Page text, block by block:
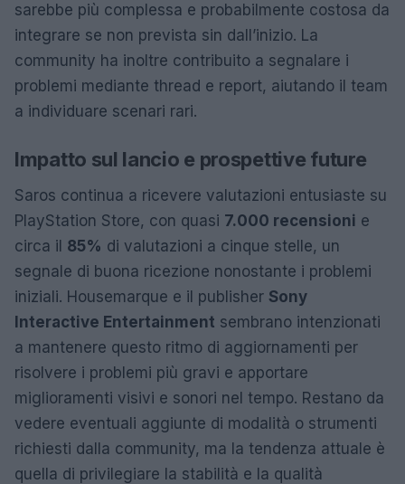
sarebbe più complessa e probabilmente costosa da
integrare se non prevista sin dall’inizio. La
community ha inoltre contribuito a segnalare i
problemi mediante thread e report, aiutando il team
a individuare scenari rari.
Impatto sul lancio e prospettive future
Saros continua a ricevere valutazioni entusiaste su
PlayStation Store, con quasi 7.000 recensioni e
circa il 85% di valutazioni a cinque stelle, un
segnale di buona ricezione nonostante i problemi
iniziali. Housemarque e il publisher Sony
Interactive Entertainment sembrano intenzionati
a mantenere questo ritmo di aggiornamenti per
risolvere i problemi più gravi e apportare
miglioramenti visivi e sonori nel tempo. Restano da
vedere eventuali aggiunte di modalità o strumenti
richiesti dalla community, ma la tendenza attuale è
quella di privilegiare la stabilità e la qualità